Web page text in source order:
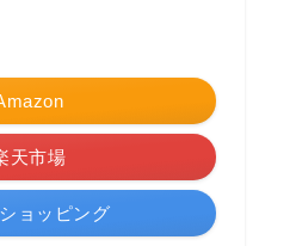
天市場
ョッピング